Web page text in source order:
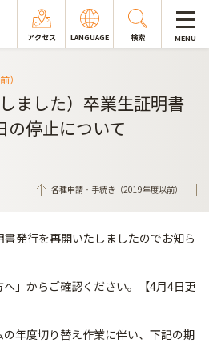
アクセス LANGUAGE 検索 MENU
）
ました）卒業生証明書
停止について
各種申請・手続き（2019年度以前）
発行を再開いたしましたのでお知ら
」からご確認ください。【4月4日更
年度切り替え作業に伴い、下記の期